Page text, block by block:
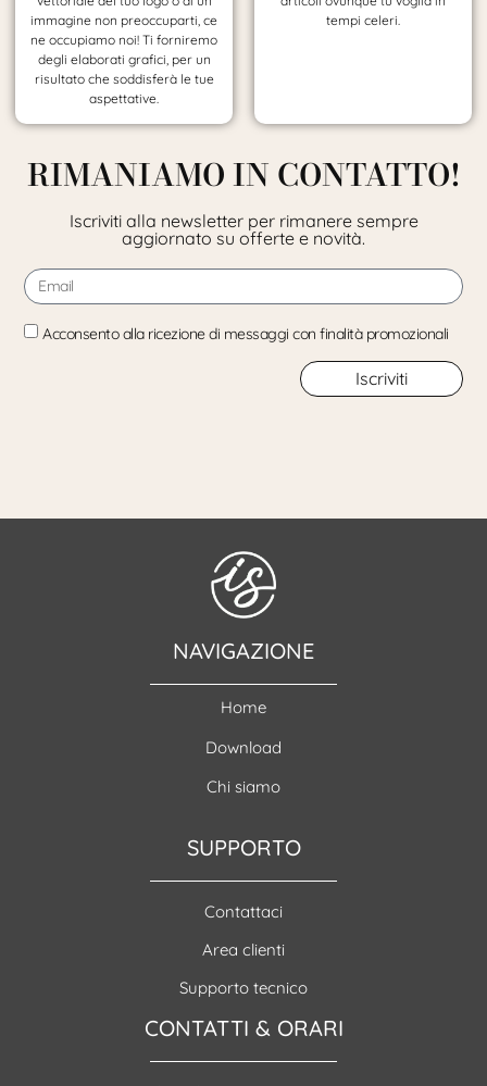
immagine non preoccuparti, ce
ne occupiamo noi! Ti forniremo
degli elaborati grafici, per un
risultato che soddisferà le tue
aspettative.
tempi celeri.
RIMANIAMO IN CONTATTO!
Iscriviti alla newsletter per rimanere sempre
aggiornato su offerte e novità.
Acconsento alla ricezione di messaggi con finalità promozionali
Iscriviti
NAVIGAZIONE
Home
Download
Chi siamo
SUPPORTO
Contattaci
Area clienti
Supporto tecnico
CONTATTI & ORARI